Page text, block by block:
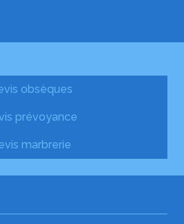
obsèques
prévoyance
marbrerie